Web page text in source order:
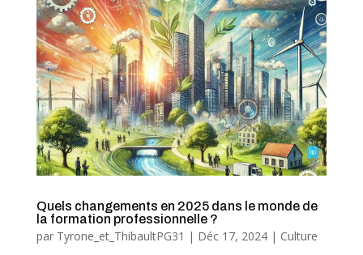
Quels changements en 2025 dans le monde de
la formation professionnelle ?
par Tyrone_et_ThibaultPG31 | Déc 17, 2024| Culture